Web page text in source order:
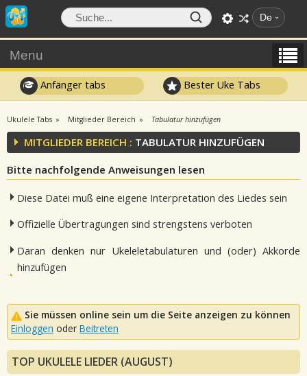
De
Menu
Anfänger tabs Bester Uke Tabs
Ukulele Tabs Mitglieder Bereich Tabulatur hinzufügen
MITGLIEDER BEREICH : TABULATUR HINZUFÜGEN
Bitte nachfolgende Anweisungen lesen
Diese Datei muß eine eigene Interpretation des Liedes sein
Offizielle Übertragungen sind strengstens verboten
Daran denken nur Ukeleletabulaturen und (oder) Akkorde
hinzufügen
Sie müssen online sein um die Seite anzeigen zu können
Einloggen oder Beitreten
TOP UKULELE LIEDER (AUGUST)